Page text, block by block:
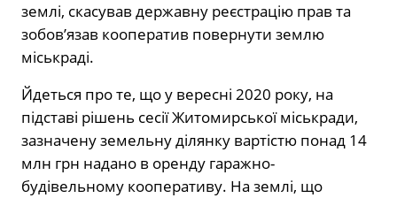
землі, скасував державну реєстрацію прав та
зобов’язав кооператив повернути землю
міськраді.
Йдеться про те, що у вересні 2020 року, на
підставі рішень сесії Житомирської міськради,
зазначену земельну ділянку вартістю понад 14
млн грн надано в оренду гаражно-
будівельному кооперативу. На землі, що